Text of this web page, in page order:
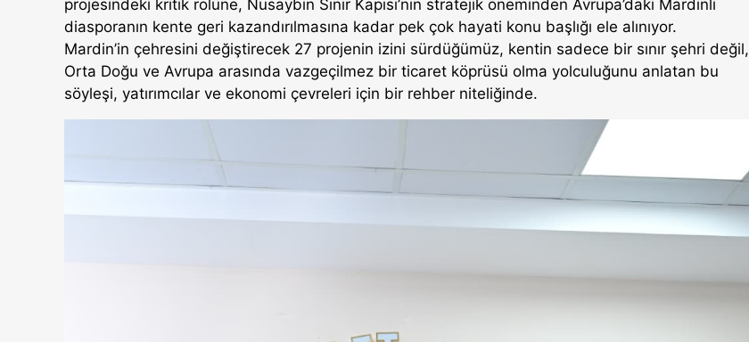
projesindeki kritik rolüne, Nusaybin Sınır Kapısı’nın stratejik öneminden Avrupa’daki Mardinli
diasporanın kente geri kazandırılmasına kadar pek çok hayati konu başlığı ele alınıyor.
Mardin’in çehresini değiştirecek 27 projenin izini sürdüğümüz, kentin sadece bir sınır şehri değil,
Orta Doğu ve Avrupa arasında vazgeçilmez bir ticaret köprüsü olma yolculuğunu anlatan bu
söyleşi, yatırımcılar ve ekonomi çevreleri için bir rehber niteliğinde.